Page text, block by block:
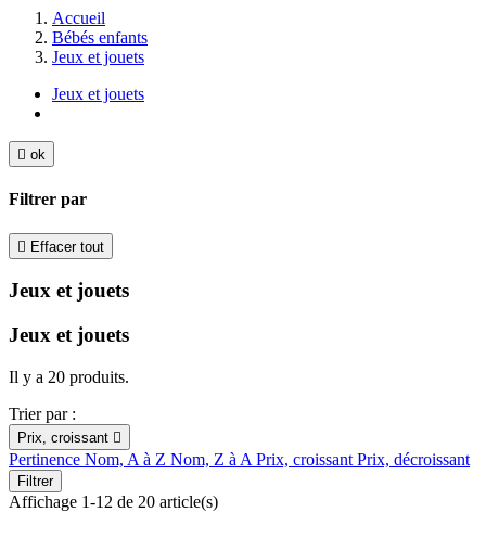
Accueil
Bébés enfants
Jeux et jouets
Jeux et jouets
 ok
Filtrer par
 Effacer tout
Jeux et jouets
Jeux et jouets
Il y a 20 produits.
Trier par :
Prix, croissant 
Pertinence Nom, A à Z Nom, Z à A Prix, croissant Prix, décroissant
Filtrer
Affichage 1-12 de 20 article(s)